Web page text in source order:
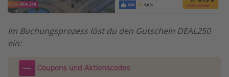
Im Buchungsprozess löst du den Gutschein DEAL250
ein: